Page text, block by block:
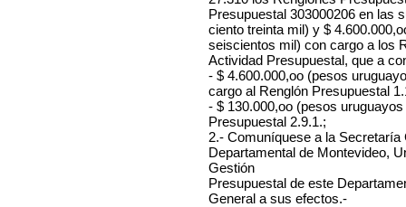
Presupuestal 303000206 en las
ciento treinta mil) y $
seiscientos mil) con cargo a los
Actividad Presupuestal, que a
- $ 4.600.000,oo (pesos
cargo al Renglón Presupuestal
- $ 130.000,oo (pesos
Presupuestal 2.9.1.;
2.- Comuníquese a la
Departamental de Montevideo,
Gestión
Presupuestal de este
General a sus efectos.-